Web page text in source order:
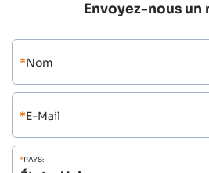
Envoyez-nous un
*Nom
*E-Mail
*PAYS: